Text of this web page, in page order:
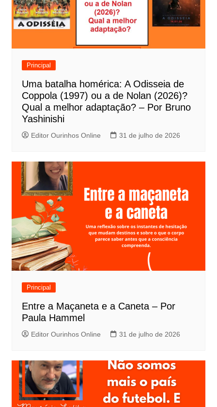
ã
o
d
Principal
Uma batalha homérica: A Odisseia de
Coppola (1997) ou a de Nolan (2026)?
Qual a melhor adaptação? – Por Bruno
Yashinishi
Editor Ourinhos Online 31 de julho de 2026
Principal
Entre a Maçaneta e a Caneta – Por
Paula Hammel
Editor Ourinhos Online 31 de julho de 2026